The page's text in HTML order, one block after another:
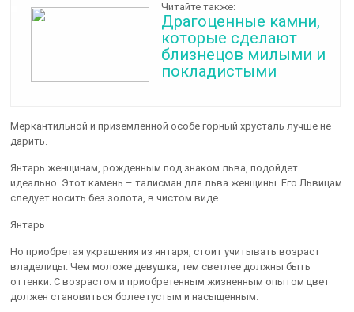
Читайте также:
Драгоценные камни,
которые сделают
близнецов милыми и
покладистыми
Меркантильной и приземленной особе горный хрусталь лучше не
дарить.
Янтарь женщинам, рожденным под знаком льва, подойдет
идеально. Этот камень – талисман для льва женщины. Его Львицам
следует носить без золота, в чистом виде.
Янтарь
Но приобретая украшения из янтаря, стоит учитывать возраст
владелицы. Чем моложе девушка, тем светлее должны быть
оттенки. С возрастом и приобретенным жизненным опытом цвет
должен становиться более густым и насыщенным.